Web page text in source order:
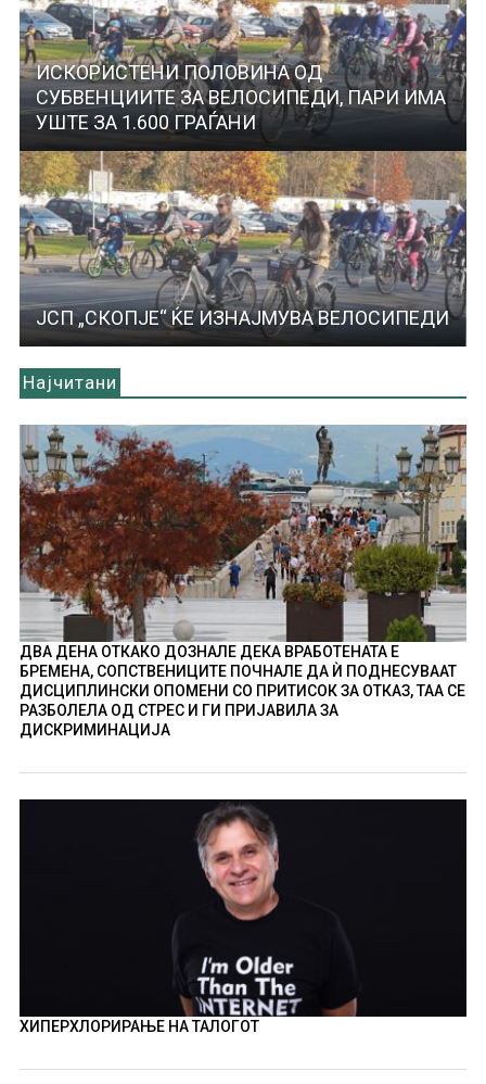
ИСКОРИСТЕНИ ПОЛОВИНА ОД
СУБВЕНЦИИТЕ ЗА ВЕЛОСИПЕДИ, ПАРИ ИМА
УШТЕ ЗА 1.600 ГРАЃАНИ
ЈСП „СКОПЈЕ“ ЌЕ ИЗНАЈМУВА ВЕЛОСИПЕДИ
Најчитани
ДВА ДЕНА ОТКАКО ДОЗНАЛЕ ДЕКА ВРАБОТЕНАТА Е
БРЕМЕНА, СОПСТВЕНИЦИТЕ ПОЧНАЛЕ ДА Ѝ ПОДНЕСУВААТ
ДИСЦИПЛИНСКИ ОПОМЕНИ СО ПРИТИСОК ЗА ОТКАЗ, ТАА СЕ
РАЗБОЛЕЛА ОД СТРЕС И ГИ ПРИЈАВИЛА ЗА
ДИСКРИМИНАЦИЈА
ХИПЕРХЛОРИРАЊЕ НА ТАЛОГОТ